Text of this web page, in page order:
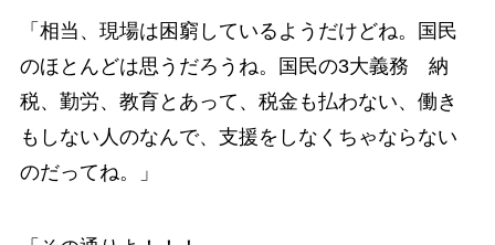
「相当、現場は困窮しているようだけどね。国民
のほとんどは思うだろうね。国民の3大義務 納
税、勤労、教育とあって、税金も払わない、働き
もしない人のなんで、支援をしなくちゃならない
のだってね。」